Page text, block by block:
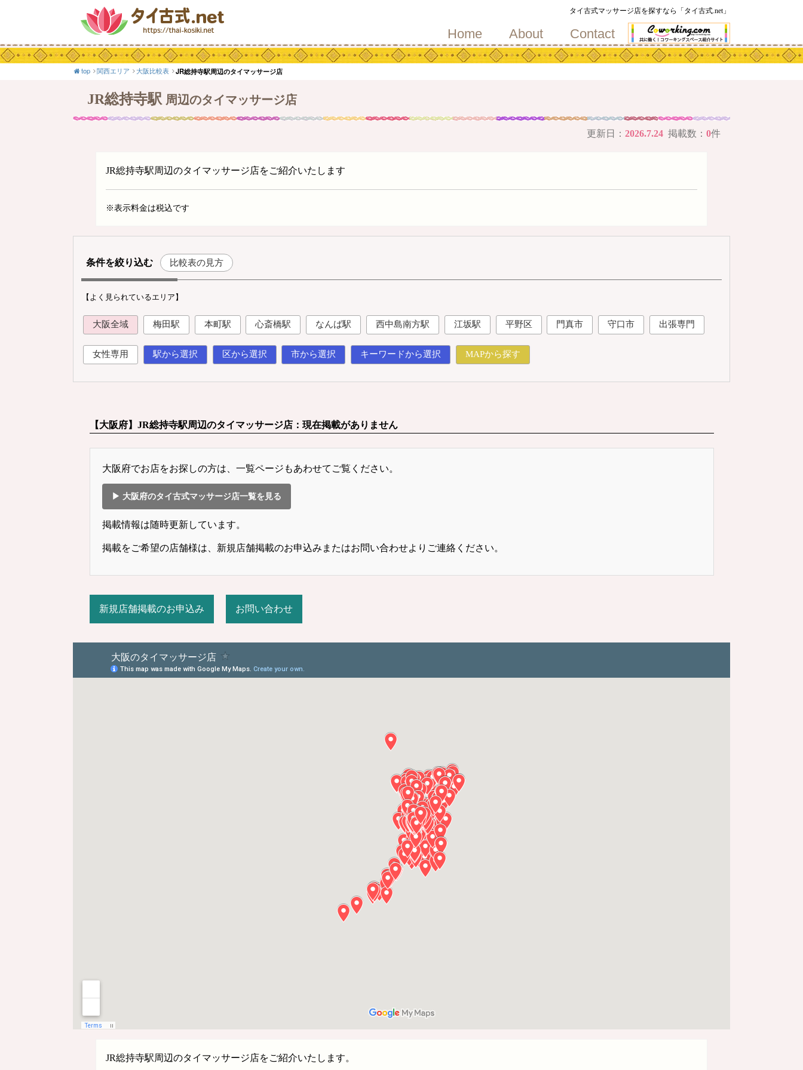
タイ古式マッサージ店を探すなら「タイ古式.net」
Home About Contact
top 関西エリア 大阪比較表 JR総持寺駅周辺のタイマッサージ店
JR総持寺駅 周辺のタイマッサージ店
更新日： 2026.7.24 掲載数： 0件
JR総持寺駅周辺のタイマッサージ店をご紹介いたします
※表示料金は税込です
条件を絞り込む 比較表の見方
【よく見られているエリア】
大阪全域 梅田駅 本町駅 心斎橋駅 なんば駅 西中島南方駅 江坂駅 平野区 門真市 守口市 出張専門
女性専用 駅から選択 区から選択 市から選択 キーワードから選択 MAPから探す
【大阪府】JR総持寺駅周辺のタイマッサージ店：現在掲載がありません
大阪府でお店をお探しの方は、一覧ページもあわせてご覧ください。
▶ 大阪府のタイ古式マッサージ店一覧を見る
掲載情報は随時更新しています。
掲載をご希望の店舗様は、新規店舗掲載のお申込みまたはお問い合わせよりご連絡ください。
新規店舗掲載のお申込み お問い合わせ
JR総持寺駅周辺のタイマッサージ店をご紹介いたします。